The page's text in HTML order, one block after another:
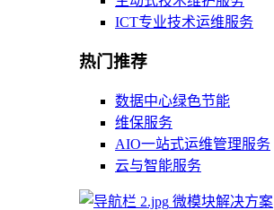
ICT专业技术运维服务
热门推荐
数据中心绿色节能
维保服务
AIO一站式运维管理服务
云与智能服务
微模块解决方案